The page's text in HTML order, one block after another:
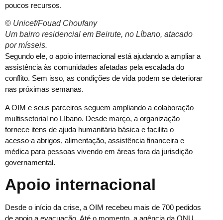
poucos recursos.
© Unicef/Fouad Choufany
Um bairro residencial em Beirute, no Líbano, atacado
por mísseis.
Segundo ele, o apoio internacional está ajudando a ampliar a
assistência às comunidades afetadas pela escalada do
conflito. Sem isso, as condições de vida podem se deteriorar
nas próximas semanas.
A OIM e seus parceiros seguem ampliando a colaboração
multissetorial no Líbano. Desde março, a organização
fornece itens de ajuda humanitária básica e facilita o
acesso a abrigos, alimentação, assistência financeira e
médica para pessoas vivendo em áreas fora da jurisdição
governamental.
Apoio internacional
Desde o início da crise, a OIM recebeu mais de 700 pedidos
de apoio a evacuação. Até o momento, a agência da ONU